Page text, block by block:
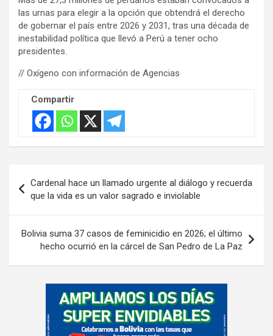
las urnas para elegir a la opción que obtendrá el derecho
de gobernar el país entre 2026 y 2031, tras una década de
inestabilidad política que llevó a Perú a tener ocho
presidentes.
// Oxígeno con información de Agencias
Compartir
de
entradas
Cardenal hace un llamado urgente al diálogo y recuerda
que la vida es un valor sagrado e inviolable
Bolivia suma 37 casos de feminicidio en 2026; el último
hecho ocurrió en la cárcel de San Pedro de La Paz